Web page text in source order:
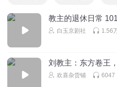
教主的退休日常
白玉京剧社 1.56
刘教主：东方卷王
欢喜杂货铺 6047